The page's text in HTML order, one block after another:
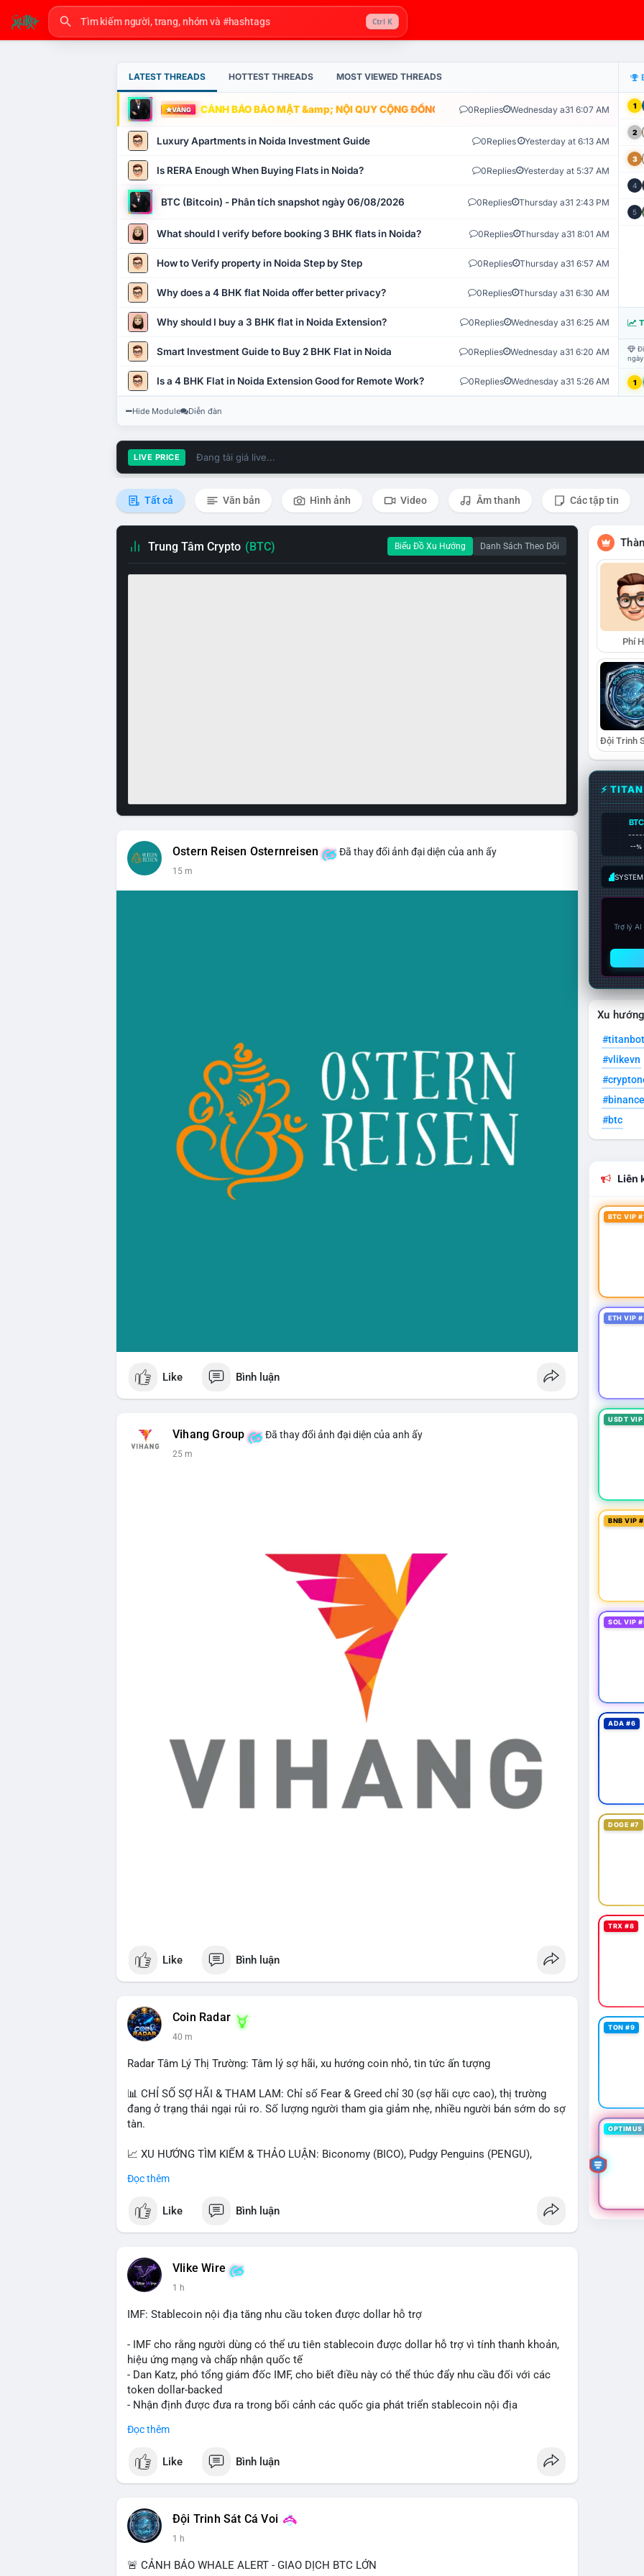
Ctrl K
LATEST THREADS HOTTEST THREADS MOST VIEWED THREADS
VÀNG CẢNH BÁO BẢO MẬT &amp; NỘI QUY CỘNG ĐỒNG VLIKE.VN: HỆ THỐNG GIÁM SÁT TỰ
0Replies Wednesday a31 6:07 AM
Luxury Apartments in Noida Investment Guide 0Replies Yesterday at 6:13 AM
Is RERA Enough When Buying Flats in Noida? 0Replies Yesterday at 5:37 AM
BTC (Bitcoin) - Phân tích snapshot ngày 06/08/2026 0Replies Thursday a31 2:43 PM
What should I verify before booking 3 BHK flats in Noida? 0Replies Thursday a31 8:01 AM
How to Verify property in Noida Step by Step 0Replies Thursday a31 6:57 AM
Why does a 4 BHK flat Noida offer better privacy? 0Replies Thursday a31 6:30 AM
Why should I buy a 3 BHK flat in Noida Extension? 0Replies Wednesday a31 6:25 AM
Smart Investment Guide to Buy 2 BHK Flat in Noida 0Replies Wednesday a31 6:20 AM
Is a 4 BHK Flat in Noida Extension Good for Remote Work? 0Replies Wednesday a31 5:26 AM
1
2
3
4
5
1
Hide Module Diễn đàn
LIVE PRICE Đang tải giá live...
Tất cả Văn bản Hình ảnh Video Âm thanh Các tập tin
Trung Tâm Crypto (BTC) Biểu Đồ Xu Hướng Danh Sách Theo Dõi
Ostern Reisen Osternreisen Đã thay đổi ảnh đại diện của anh ấy
15 m
Like Bình luận
Vihang Group Đã thay đổi ảnh đại diện của anh ấy
25 m
Like Bình luận
Coin Radar
40 m
Radar Tâm Lý Thị Trường: Tâm lý sợ hãi, xu hướng coin nhỏ, tin tức ấn tượng
📊 CHỈ SỐ SỢ HÃI & THAM LAM: Chỉ số Fear & Greed chỉ 30 (sợ hãi cực cao), thị trường
đang ở trạng thái ngại rủi ro. Số lượng người tham gia giảm nhẹ, nhiều người bán sớm do sợ
tàn.
📈 XU HƯỚNG TÌM KIẾM & THẢO LUẬN: Biconomy (BICO), Pudgy Penguins (PENGU),
Penguins), AI (Hyperliquid) và ổn định (BSV) nổi bật.
💬 DÒNG CHẢY TIN TỨC & TRUYỀN THÔNG: Bàn tán trên Binance Square tập trung vào
lệnh kẹp, dự báo NVDA và Musk Starship 13. Telegram nhấn mạnh luật mới tại Brazil và
💡 NHẬN ĐỊNH & KHUYẾN NGHỊ: Tâm lý ngắn hạn vẫn tiêu cực do sợ hãi, nhưng xu hướng
coin nhỏ và tin tức AI/NVIDA có thể tạo cơ hội mua sớm. Cần theo dõi sự thay đổi trong
Đọc thêm
Like Bình luận
Vlike Wire
1 h
IMF: Stablecoin nội địa tăng nhu cầu token được dollar hỗ trợ
- IMF cho rằng người dùng có thể ưu tiên stablecoin được dollar hỗ trợ vì tính thanh khoản,
hiệu ứng mạng và chấp nhận quốc tế
- Dan Katz, phó tổng giám đốc IMF, cho biết điều này có thể thúc đẩy nhu cầu đối với các
token dollar-backed
- Nhận định được đưa ra trong bối cảnh các quốc gia phát triển stablecoin nội địa
$btc $eth
#vlikevn #titanbot
Đọc thêm
Like Bình luận
Đội Trinh Sát Cá Voi
1 h
🚨 CẢNH BÁO WHALE ALERT - GIAO DỊCH BTC LỚN
Phí
⚡
BTC
--%
Trợ lý
Xu
#titanbot
#vlikevn
#btc
Liên
BTC VIP
ETH VIP
USDT
BNB VIP
SOL VIP
ADA #6
DOGE #7
TRX #8
TON #9
OPTIMUS